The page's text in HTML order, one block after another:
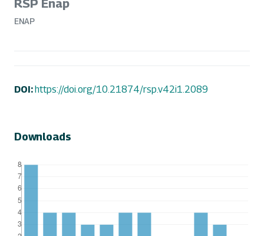
RSP Enap
ENAP
DOI:https://doi.org/10.21874/rsp.v42i1.2089
Downloads